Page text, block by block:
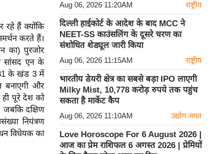
रहे हैं क्योंकि
करते हैं।
का) पुरजोर
सांसद एन के
81 के खंड 3 में
बनाएगी और
पूरे देश को
जबकि दक्षिण
नियंत्रण
विधेयक का
Aug 06, 2026 11:20AM राष्ट्रीय
दिल्ली हाईकोर्ट के आदेश के बाद MCC ने
NEET-SS काउंसलिंग के दूसरे चरण का
संशोधित शेड्यूल जारी किया
Aug 06, 2026 11:15AM राष्ट्रीय
भारतीय डेयरी क्षेत्र का सबसे बड़ा IPO लाएगी
Milky Mist, 10,778 करोड़ रुपये तक पहुंच
सकता है मार्केट कैप
Aug 06, 2026 11:10AM उद्योग जगत
Love Horoscope For 6 August 2026 |
आज का प्रेम राशिफल 6 अगस्त 2026 | प्रेमियों